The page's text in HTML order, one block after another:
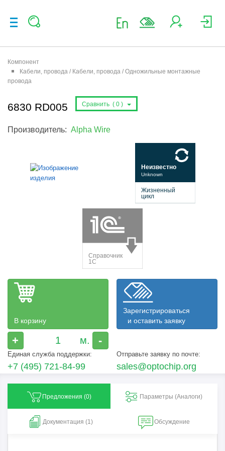
Компонент
Кабели, провода / Кабели, провода / Одножильные монтажные
провода
6830 RD005 Сравнить ( 0 )
Производитель: Alpha Wire
В корзину
+ -
Зарегистрироваться
и оставить заявку
Единая служба поддержки:
+7 (495) 721-84-99
Отправьте заявку по почте:
sales@optochip.org
Предложения (0) Параметры (Aналоги)
Документация (1) Обсуждение